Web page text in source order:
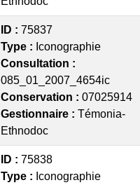
ID : 75837
Type : Iconographie
Consultation :
085_01_2007_4654ic
Conservation : 07025914
Gestionnaire : Témonia-
Ethnodoc
ID : 75838
Type : Iconographie